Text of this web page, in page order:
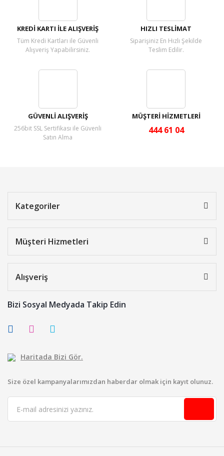
KREDİ KARTI İLE ALIŞVERİŞ
Tüm Kredi Kartları ile Güvenli
Alışveriş Yapabilirsiniz.
HIZLI TESLİMAT
Siparişiniz En Hızlı Şekilde
Teslim Edilir.
GÜVENLİ ALIŞVERİŞ
256bit SSL Sertifikası ile Güvenli
Satın Alma
MÜŞTERİ HİZMETLERİ
444 61 04
Kategoriler
Müşteri Hizmetleri
Alışveriş
Bizi Sosyal Medyada Takip Edin
Haritada Bizi Gör.
Size özel kampanyalarımızdan haberdar olmak için kayıt olunuz.